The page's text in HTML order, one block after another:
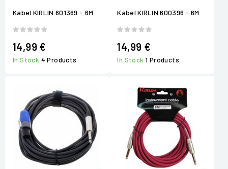
Kabel KIRLIN 601369 - 6M
14,99 €
In Stock 4 Products
Kabel KIRLIN 600396 - 6M
14,99 €
In Stock1 Products